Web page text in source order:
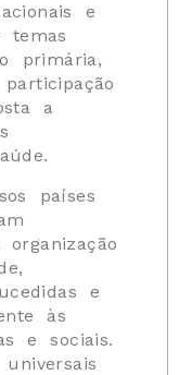
e
temas
primária,
a
países
e
às
e sociais.